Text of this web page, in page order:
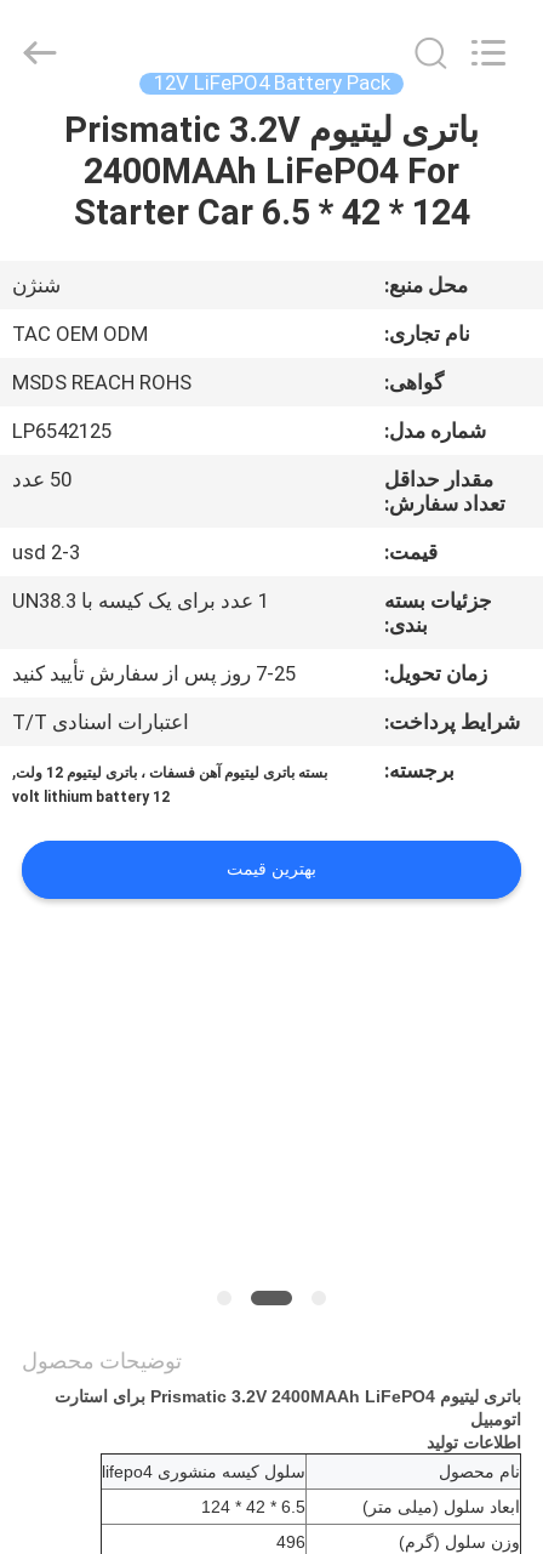
صفحه
درباره
کارخانه
کنترل
کیفیت
ما
تماس
PRIVACY
POLICY
Energy
12V LiFePO4 Battery Pack
باتری لیتیوم Prismatic 3.2V
2400MAAh LiFePO4 For
Starter Car 6.5 * 42 * 124
محل منبع:
شنژن
نام تجاری:
TAC OEM ODM
گواهی:
MSDS REACH ROHS
شماره مدل:
LP6542125
مقدار حداقل
تعداد سفارش:
50 عدد
قیمت:
usd 2-3
جزئیات بسته
بندی:
1 عدد برای یک کیسه با UN38.3
زمان تحویل:
7-25 روز پس از سفارش تأیید کنید
شرایط پرداخت:
اعتبارات اسنادی T/T
برجسته:
بسته باتری لیتیوم آهن فسفات ، باتری لیتیوم 12 ولت ,
12 volt lithium battery
بهترین قیمت
توضیحات محصول
باتری لیتیوم Prismatic 3.2V 2400MAAh LiFePO4 برای استارت
اتومبیل
اطلاعات تولید
نام محصول
سلول کیسه منشوری lifepo4
ابعاد سلول (میلی متر)
6.5 * 42 * 124
وزن سلول (گرم)
496